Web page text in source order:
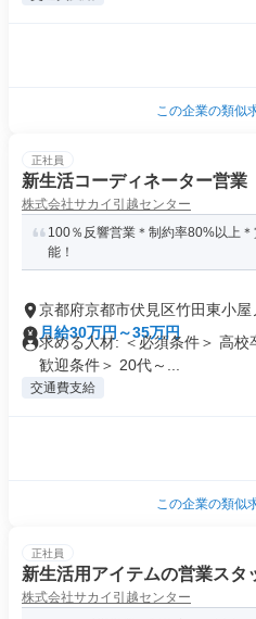
この企業の類似
正社員
新生活コーディネーター営業
株式会社サカイ引越センター
100％反響営業＊制約率80%以上
能！
京都府京都市伏見区竹田東小屋
月給30万円～35万円
求める人材: ＜必須条件＞ 高校
歓迎条件＞ 20代～...
交通費支給
この企業の類似
正社員
新生活用アイテムの営業スタ
株式会社サカイ引越センター